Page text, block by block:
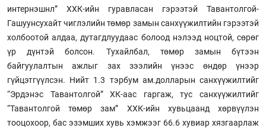
интернэшнл” ХХК-ийн гуравласан гэрээтэй Тавантолгой-
Гашуунсухайт чиглэлийн төмөр замын санхүүжилтийн гэрээтэй
холбоотой алдаа, дутагдлуудаас болоод нэлээд ноцтой, сөрөг
үр дүнтэй болсон. Тухайлбал, төмөр замын бүтээн
байгуулалтын ажлыг зах зээлийн үнээс өндөр үнээр
гүйцэтгүүлсэн. Нийт 1.3 тэрбум ам.долларын санхүүжилтийг
“Эрдэнэс Тавантолгой” ХК-аас гаргаж, тус санхүүжилтийг
“Тавантолгой төмөр зам” ХХК-ийн хувьцаанд хөрвүүлэн
тооцохоор, бас эзэмших хувь хэмжээг 66.6 хувиар хязгаарлаж